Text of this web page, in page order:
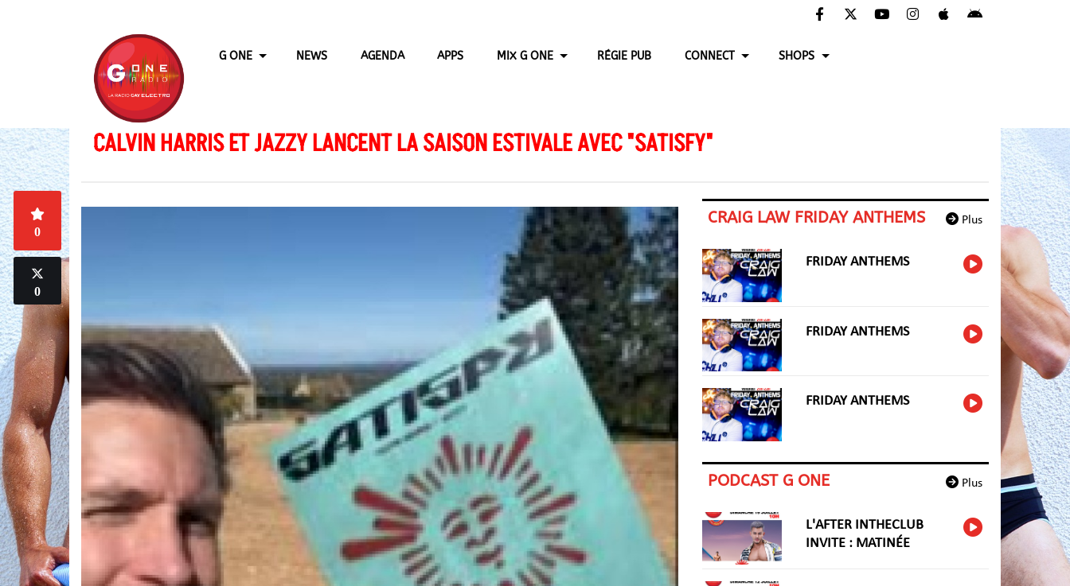
G ONE NEWS AGENDA APPS MIX G ONE RÉGIE PUB CONNECT SHOPS
CALVIN HARRIS ET JAZZY LANCENT LA SAISON ESTIVALE AVEC "SATISFY"
0
0
Plus
CRAIG LAW FRIDAY ANTHEMS
FRIDAY ANTHEMS
FRIDAY ANTHEMS
FRIDAY ANTHEMS
Plus
PODCAST G ONE
L'AFTER INTHECLUB
INVITE : MATINÉE